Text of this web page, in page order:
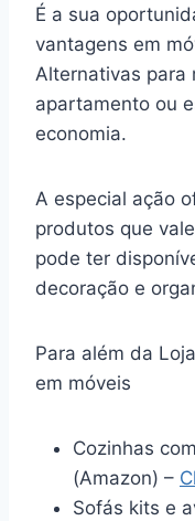
É a sua
vantagens em
Alternativas para
apartamento ou
economia.
A especial ação
produtos que
pode ter
decoração e
Para além da
em móveis
Cozinhas
(Amazon) –
Sofás kits e